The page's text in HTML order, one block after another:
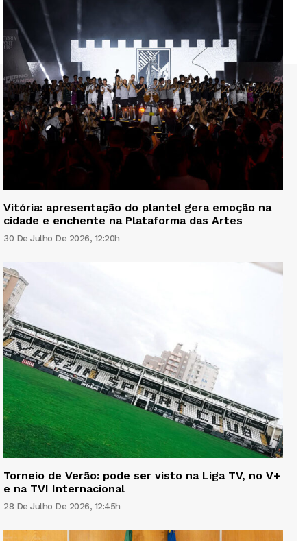
Vitória: apresentação do plantel gera emoção na
cidade e enchente na Plataforma das Artes
30 De Julho De 2026, 12:20h
Torneio de Verão: pode ser visto na Liga TV, no V+
e na TVI Internacional
28 De Julho De 2026, 12:45h